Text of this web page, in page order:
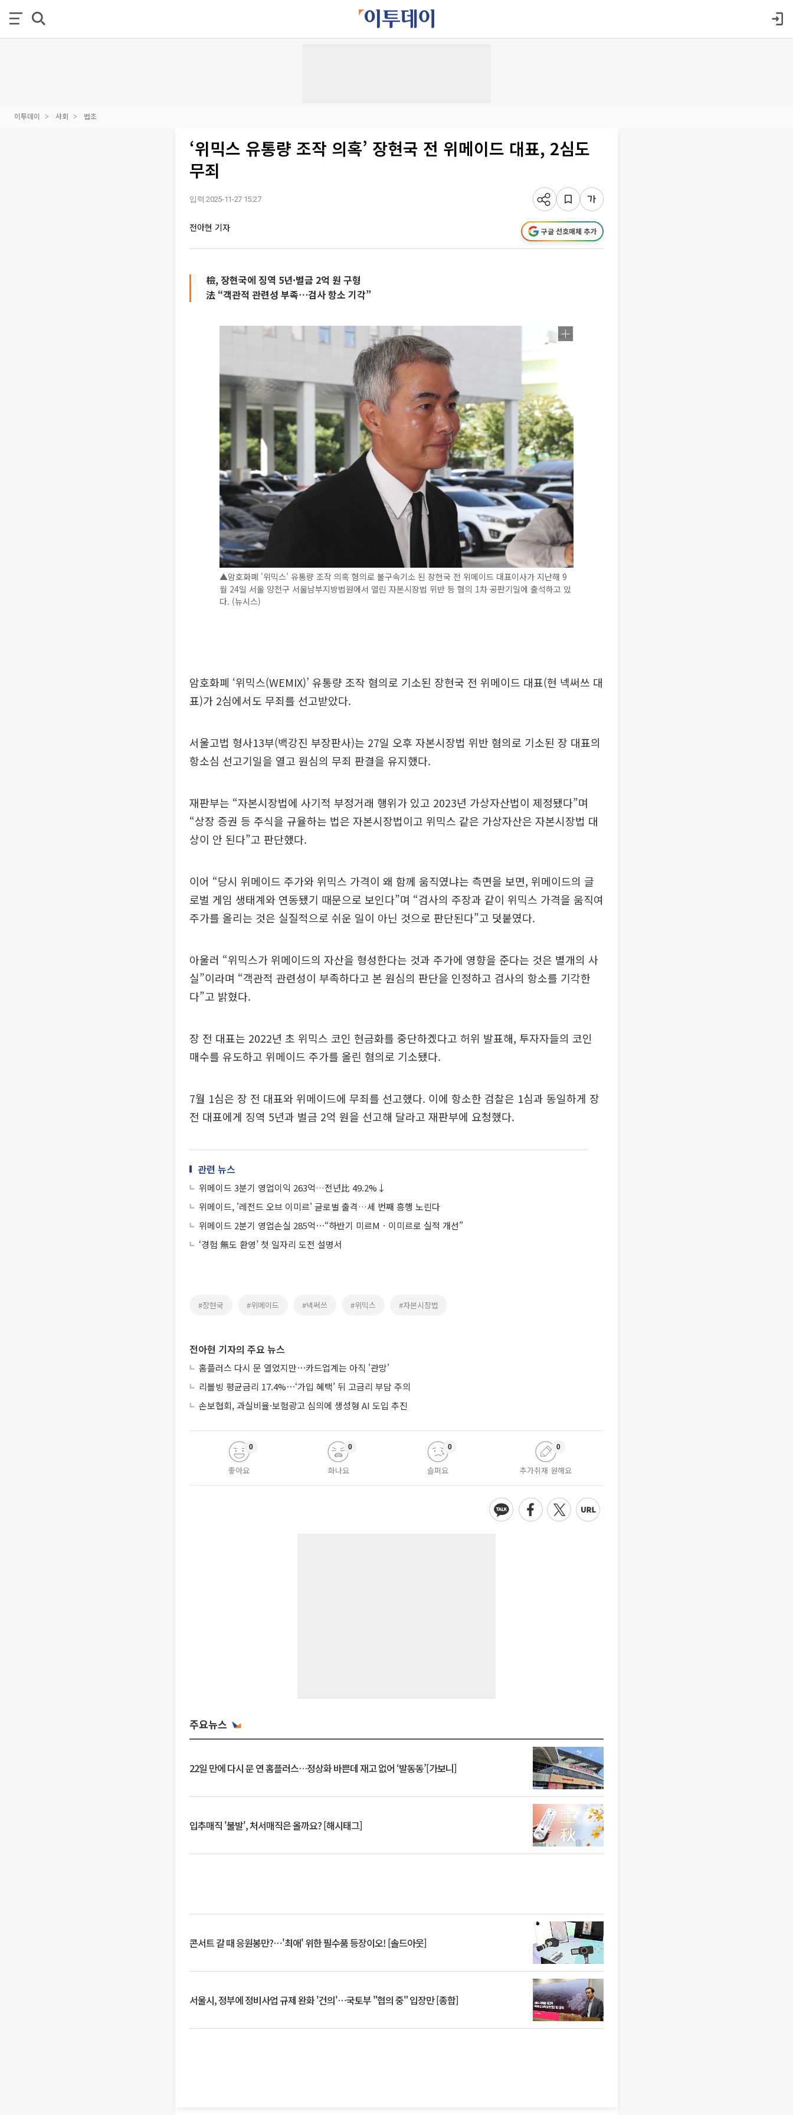
이투데이 사회 법조
‘위믹스 유통량 조작 의혹’ 장현국 전 위메이드 대표, 2심도
무죄
입력 2025-11-27 15:27
전아현 기자 구글 선호매체 추가
檢, 장현국에 징역 5년·벌금 2억 원 구형
法 “객관적 관련성 부족⋯검사 항소 기각”
▲암호화폐 '위믹스' 유통량 조작 의혹 혐의로 불구속기소 된 장현국 전 위메이드 대표이사가 지난해 9
월 24일 서울 양천구 서울남부지방법원에서 열린 자본시장법 위반 등 혐의 1차 공판기일에 출석하고 있
다. (뉴시스)
암호화폐 ‘위믹스(WEMIX)’ 유통량 조작 혐의로 기소된 장현국 전 위메이드 대표(현 넥써쓰 대
표)가 2심에서도 무죄를 선고받았다.
서울고법 형사13부(백강진 부장판사)는 27일 오후 자본시장법 위반 혐의로 기소된 장 대표의
항소심 선고기일을 열고 원심의 무죄 판결을 유지했다.
재판부는 “자본시장법에 사기적 부정거래 행위가 있고 2023년 가상자산법이 제정됐다”며
“상장 증권 등 주식을 규율하는 법은 자본시장법이고 위믹스 같은 가상자산은 자본시장법 대
상이 안 된다”고 판단했다.
이어 “당시 위메이드 주가와 위믹스 가격이 왜 함께 움직였냐는 측면을 보면, 위메이드의 글
로벌 게임 생태계와 연동됐기 때문으로 보인다”며 “검사의 주장과 같이 위믹스 가격을 움직여
주가를 올리는 것은 실질적으로 쉬운 일이 아닌 것으로 판단된다”고 덧붙였다.
아울러 “위믹스가 위메이드의 자산을 형성한다는 것과 주가에 영향을 준다는 것은 별개의 사
실”이라며 “객관적 관련성이 부족하다고 본 원심의 판단을 인정하고 검사의 항소를 기각한
다”고 밝혔다.
장 전 대표는 2022년 초 위믹스 코인 현금화를 중단하겠다고 허위 발표해, 투자자들의 코인
매수를 유도하고 위메이드 주가를 올린 혐의로 기소됐다.
7월 1심은 장 전 대표와 위메이드에 무죄를 선고했다. 이에 항소한 검찰은 1심과 동일하게 장
전 대표에게 징역 5년과 벌금 2억 원을 선고해 달라고 재판부에 요청했다.
관련 뉴스
위메이드 3분기 영업이익 263억…전년比 49.2%↓
위메이드, '레전드 오브 이미르' 글로벌 출격…세 번째 흥행 노린다
위메이드 2분기 영업손실 285억⋯“하반기 미르Mㆍ이미르로 실적 개선”
‘경험 無도 환영’ 첫 일자리 도전 설명서
#장현국 #위메이드 #넥써쓰 #위믹스 #자본시장법
전아현 기자의 주요 뉴스
홈플러스 다시 문 열었지만⋯카드업계는 아직 '관망'
리볼빙 평균금리 17.4%⋯‘가입 혜택’ 뒤 고금리 부담 주의
손보협회, 과실비율·보험광고 심의에 생성형 AI 도입 추진
좋아요
0
화나요
0
슬퍼요
0
추가취재 원해요
0
주요뉴스
22일 만에 다시 문 연 홈플러스…정상화 바쁜데 재고 없어 ‘발동동’[가보니]
입추매직 '불발', 처서매직은 올까요? [해시태그]
콘서트 갈 때 응원봉만?⋯'최애' 위한 필수품 등장이오! [솔드아웃]
서울시, 정부에 정비사업 규제 완화 '건의'⋯국토부 "협의 중" 입장만 [종합]